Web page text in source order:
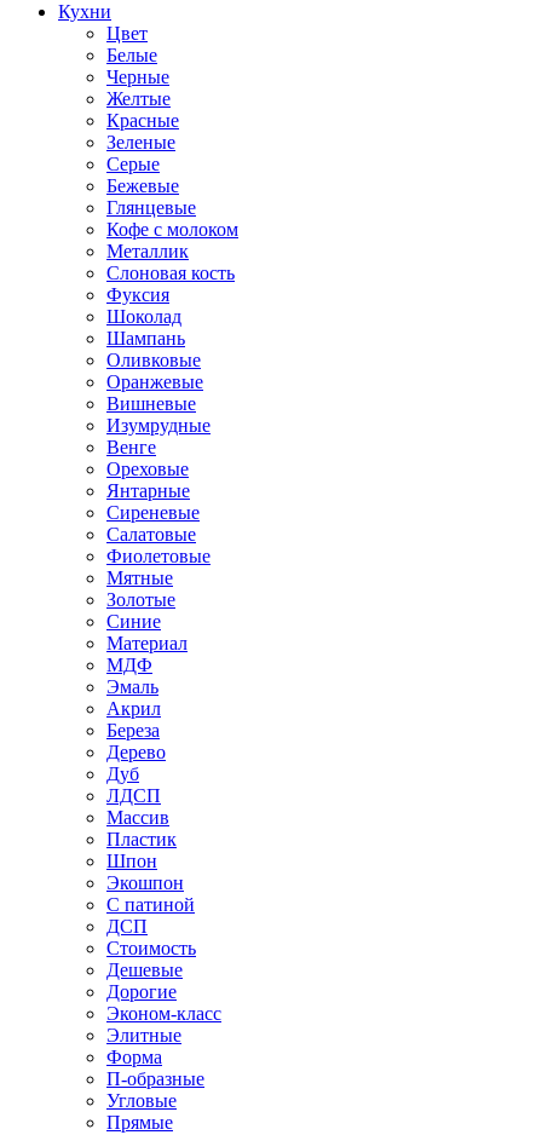
Кухни
Цвет
Белые
Черные
Желтые
Красные
Зеленые
Серые
Бежевые
Глянцевые
Кофе с молоком
Металлик
Слоновая кость
Фуксия
Шоколад
Шампань
Оливковые
Оранжевые
Вишневые
Изумрудные
Венге
Ореховые
Янтарные
Сиреневые
Салатовые
Фиолетовые
Мятные
Золотые
Синие
Материал
МДФ
Эмаль
Акрил
Береза
Дерево
Дуб
ЛДСП
Массив
Пластик
Шпон
Экошпон
С патиной
ДСП
Стоимость
Дешевые
Дорогие
Эконом-класс
Элитные
Форма
П-образные
Угловые
Прямые